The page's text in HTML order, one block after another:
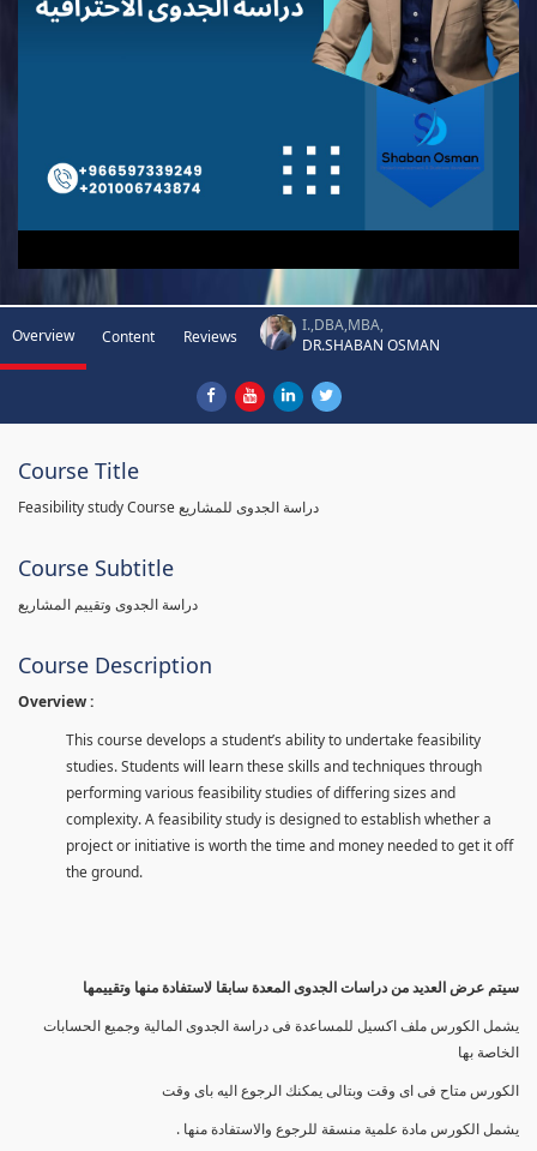
Overview Content Reviews
I.,DBA,MBA,
DR.SHABAN OSMAN
Course Title
Feasibility study Course دراسة الجدوى للمشاريع
Course Subtitle
دراسة الجدوى وتقييم المشاريع
Course Description
Overview :
This course develops a student’s ability to undertake feasibility
studies. Students will learn these skills and techniques through
performing various feasibility studies of differing sizes and
complexity. A feasibility study is designed to establish whether a
project or initiative is worth the time and money needed to get it off
the ground.
سيتم عرض العديد من دراسات الجدوى المعدة سابقا لاستفادة منها وتقييمها
يشمل الكورس ملف اكسيل للمساعدة فى دراسة الجدوى المالية وجميع الحسابات
الخاصة بها
الكورس متاح فى اى وقت وبتالى يمكنك الرجوع اليه باى وقت
يشمل الكورس مادة علمية منسقة للرجوع والاستفادة منها .